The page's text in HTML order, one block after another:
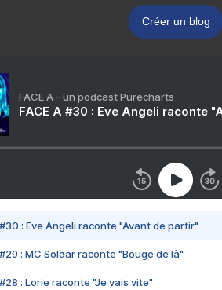
Créer un blog
FACE A - un podcast Purecharts
FACE A #30 : Eve Angeli raconte
#30 : Eve Angeli raconte "Avant de partir"
#29 : MC Solaar raconte "Bouge de là"
#28 : Lorie raconte "Je vais vite"